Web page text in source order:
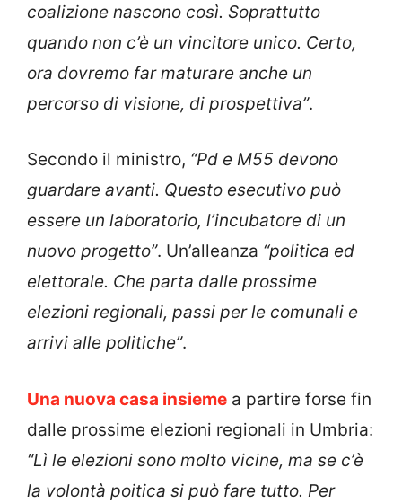
coalizione nascono così. Soprattutto
quando non c’è un vincitore unico. Certo,
ora dovremo far maturare anche un
percorso di visione, di prospettiva”.
Secondo il ministro, “Pd e M55 devono
guardare avanti. Questo esecutivo può
essere un laboratorio, l’incubatore di un
nuovo progetto”. Un’alleanza “politica ed
elettorale. Che parta dalle prossime
elezioni regionali, passi per le comunali e
arrivi alle politiche”.
Una nuova casa insieme a partire forse fin
dalle prossime elezioni regionali in Umbria:
“Lì le elezioni sono molto vicine, ma se c’è
la volontà poitica si può fare tutto. Per